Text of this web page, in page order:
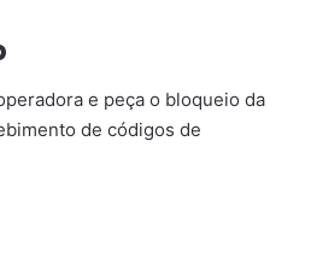
e peça o bloqueio da
de códigos de